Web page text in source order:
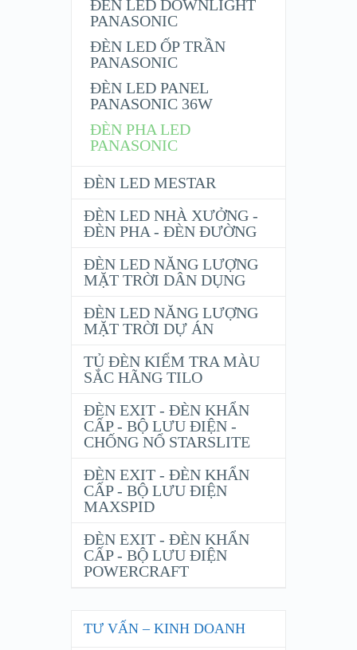
ĐÈN LED DOWNLIGHT
PANASONIC
ĐÈN LED ỐP TRẦN
PANASONIC
ĐÈN LED PANEL
PANASONIC 36W
ĐÈN PHA LED
PANASONIC
ĐÈN LED MESTAR
ĐÈN LED NHÀ XƯỞNG -
ĐÈN PHA - ĐÈN ĐƯỜNG
ĐÈN LED NĂNG LƯỢNG
MẶT TRỜI DÂN DỤNG
ĐÈN LED NĂNG LƯỢNG
MẶT TRỜI DỰ ÁN
TỦ ĐÈN KIỂM TRA MÀU
SẮC HÃNG TILO
ĐÈN EXIT - ĐÈN KHẨN
CẤP - BỘ LƯU ĐIỆN -
CHỐNG NỔ STARSLITE
ĐÈN EXIT - ĐÈN KHẨN
CẤP - BỘ LƯU ĐIỆN
MAXSPID
ĐÈN EXIT - ĐÈN KHẨN
CẤP - BỘ LƯU ĐIỆN
POWERCRAFT
TƯ VẤN – KINH DOANH